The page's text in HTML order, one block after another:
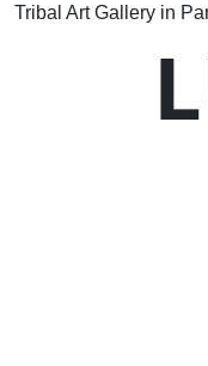
Tribal Art Gallery in